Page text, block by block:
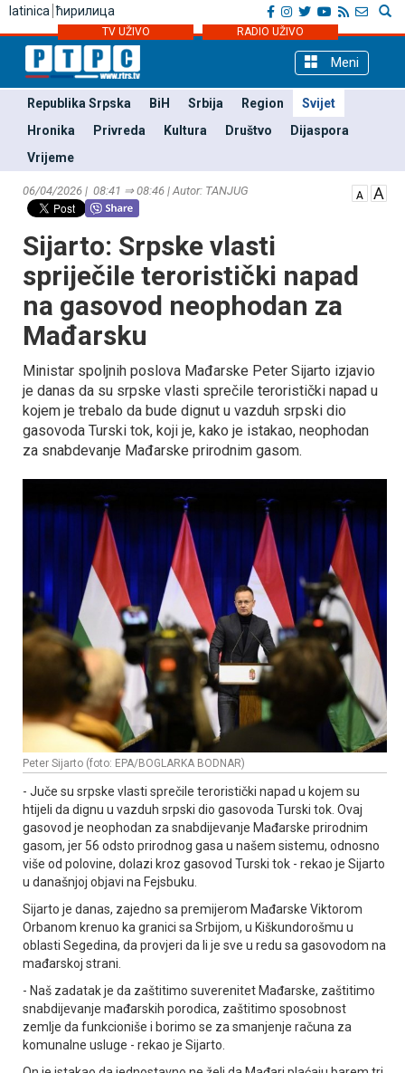
latinica ћирилица
TV UŽIVO RADIO UŽIVO
Meni
Republika Srpska BiH Srbija Region
Svijet
Hronika
Privreda Kultura Društvo
Dijaspora
Vrijeme
06/04/2026 | 08:41 ⇒ 08:46 | Autor: TANЈUG
Sijarto: Srpske vlasti
spriječile teroristički napad
na gasovod neophodan za
Mađarsku
Ministar spoljnih poslova Mađarske Peter Sijarto izjavio
je danas da su srpske vlasti sprečile teroristički napad u
kojem je trebalo da bude dignut u vazduh srpski dio
gasovoda Turski tok, koji je, kako je istakao, neophodan
za snabdevanje Mađarske prirodnim gasom.
Peter Sijarto (foto: EPA/BOGLARKA BODNAR)
- Јuče su srpske vlasti sprečile teroristički napad u kojem su
htijeli da dignu u vazduh srpski dio gasovoda Turski tok. Ovaj
gasovod je neophodan za snabdijevanje Mađarske prirodnim
gasom, jer 56 odsto prirodnog gasa u našem sistemu, odnosno
više od polovine, dolazi kroz gasovod Turski tok - rekao je Sijarto
u današnjoj objavi na Fejsbuku.
Sijarto je danas, zajedno sa premijerom Mađarske Viktorom
Orbanom krenuo ka granici sa Srbijom, u Kiškundorošmu u
oblasti Segedina, da provjeri da li je sve u redu sa gasovodom na
mađarskoj strani.
- Naš zadatak je da zaštitimo suverenitet Mađarske, zaštitimo
snabdijevanje mađarskih porodica, zaštitimo sposobnost
zemlje da funkcioniše i borimo se za smanjenje računa za
komunalne usluge - rekao je Sijarto.